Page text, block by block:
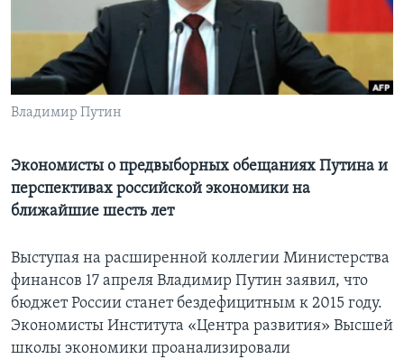
Learning English
СОЦИАЛЬНЫЕ СЕТИ
Языки
Владимир Путин
Экономисты о предвыборных обещаниях Путина и
перспективах российской экономики на
ближайшие шесть лет
Выступая на расширенной коллегии Министерства
финансов 17 апреля Владимир Путин заявил, что
бюджет России станет бездефицитным к 2015 году.
Экономисты Института «Центра развития» Высшей
школы экономики проанализировали